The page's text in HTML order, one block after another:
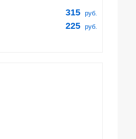
315 руб.
225 руб.